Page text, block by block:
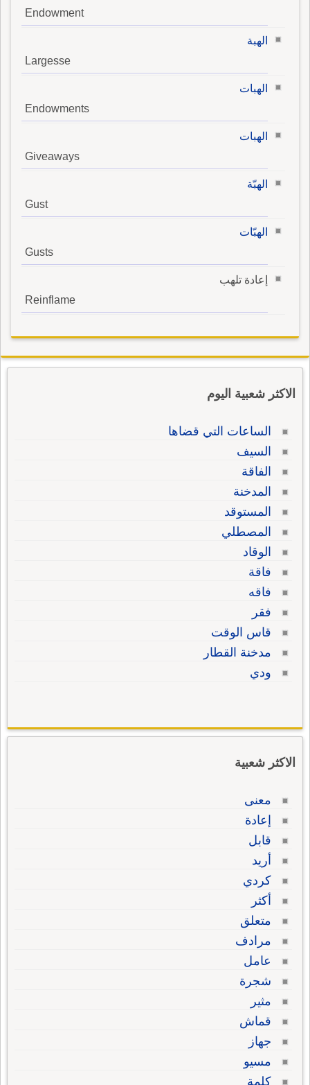
Endowment
الهبة
Largesse
الهبات
Endowments
الهبات
Giveaways
الهبّة
Gust
الهبّات
Gusts
إعادة تلهب
Reinflame
الاكثر شعبية اليوم
الساعات التي قضاها
السيف
الفاقة
المدخنة
المستوقد
المصطلي
الوقاد
فاقة
فاقه
فقر
قاس الوقت
مدخنة القطار
ودي
الاكثر شعبية
معنى
إعادة
قابل
أريد
كردي
أكثر
متعلق
مرادف
عامل
شجرة
مثير
قماش
جهاز
مسيو
كلمة